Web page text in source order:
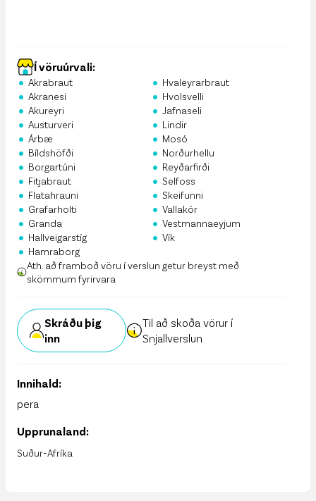
Í vöruúrvali:
• Akrabraut
• Akranesi
• Akureyri
• Austurveri
• Árbæ
• Bíldshöfði
• Borgartúni
• Fitjabraut
• Flatahrauni
• Grafarholti
• Granda
• Hallveigarstíg
• Hamraborg
• Hvaleyrarbraut
• Hvolsvelli
• Jafnaseli
• Lindir
• Mosó
• Norðurhellu
• Reyðarfirði
• Selfoss
• Skeifunni
• Vallakór
• Vestmannaeyjum
• Vík
Ath. að framboð vöru í verslun getur breyst með
skömmum fyrirvara
Skráðu þig
inn
Til að skoða vörur í
Snjallverslun
Innihald:
pera
Upprunaland:
Suður-Afríka